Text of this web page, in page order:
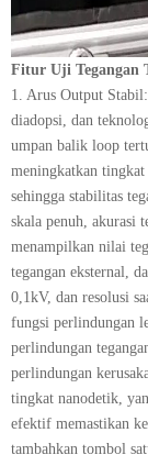
Fitur Uji Tegangan
1. Arus Output
diadopsi, dan
umpan balik loop
meningkatkan tingkat
sehingga stabilitas
skala penuh, akurasi
menampilkan nilai
tegangan eksternal,
0,1kV, dan resolusi
fungsi perlindungan
perlindungan
perlindungan
tingkat nanodetik,
efektif memastikan
tambahkan tombol